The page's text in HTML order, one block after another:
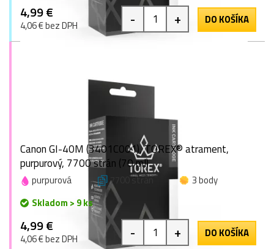
4,99 €
4,06 € bez DPH - + DO KOŠÍKA
Canon GI-40M (3401C001), TOREX® atrament,
purpurový, 7700 strán (70 ml)
purpurová 7700 strán
3 body
Skladom > 9 ks
4,99 €
4,06 € bez DPH - + DO KOŠÍKA